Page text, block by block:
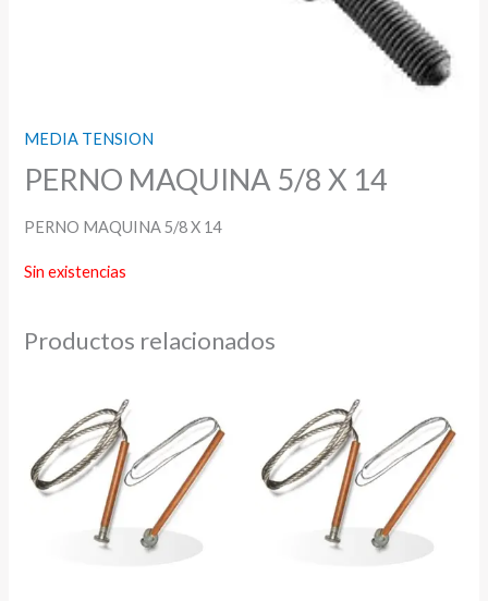
MEDIA TENSION
PERNO MAQUINA 5/8 X 14
PERNO MAQUINA 5/8 X 14
Sin existencias
Productos relacionados